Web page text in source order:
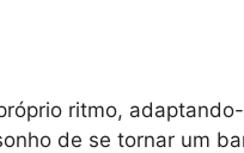
ritmo,
de se tornar um